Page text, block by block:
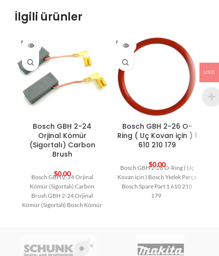
İlgili ürünler
SOLD O
UT
Bosch GBH 2-24
Orjinal Kömür
(Sigortalı) Carbon
Brush
$0,00
Bosch GBH 2-24 Orjinal
Kömür (Sigortalı) Carbon
Brush GBH 2-24 Orjinal
Kömür (Sigortalı) Bosch Kömür
SOLD O
UT
Bosch GBH 2-26 O-
Ring ( Uç Kovan için ) 1
610 210 179
$0,00
Bosch GBH 2-26 O-Ring ( Uç
Kovan için ) Bosch Yedek Parça
Bosch Spare Part 1 610 210
179
USD